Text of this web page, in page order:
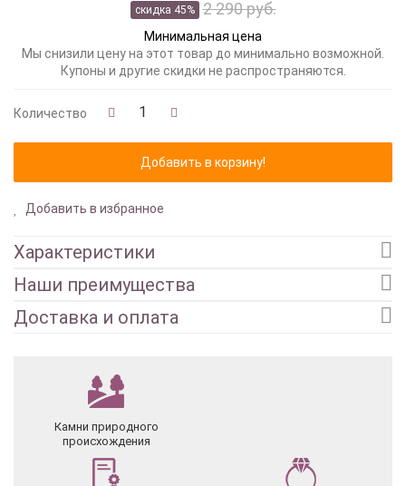
скидка 45% 2 290 руб.
Минимальная цена
Мы снизили цену на этот товар до минимально возможной.
Купоны и другие скидки не распространяются.
Количество
Добавить в избранное
Характеристики
Наши преимущества
Доставка и оплата
Камни природного
происхождения